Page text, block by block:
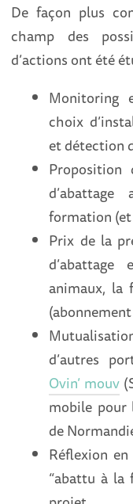
De façon plus
champ des
d’actions ont été
Monitoring
choix
et détection
Proposition
formation (et
Prix de la
animaux, la
d’autres
Ovin’ mouv
mobile pour
de
Réflexion
“abattu à la